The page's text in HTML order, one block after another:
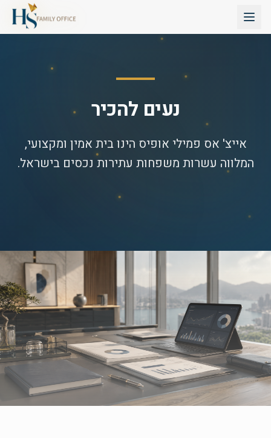
נעים להכיר
אייצ' אס פמילי אופיס הינו בית אמין ומקצועי,
המלווה עשרות משפחות עתירות נכסים בישראל.